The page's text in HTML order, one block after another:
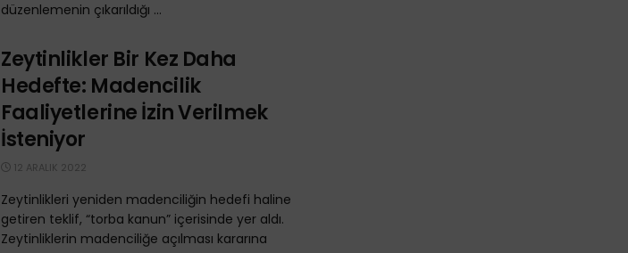
düzenlemenin çıkarıldığı ...
Zeytinlikler Bir Kez Daha
Hedefte: Madencilik
Faaliyetlerine İzin Verilmek
İsteniyor
12 ARALIK 2022
Zeytinlikleri yeniden madenciliğin hedefi haline
getiren teklif, “torba kanun” içerisinde yer aldı.
Zeytinliklerin madenciliğe açılması kararına